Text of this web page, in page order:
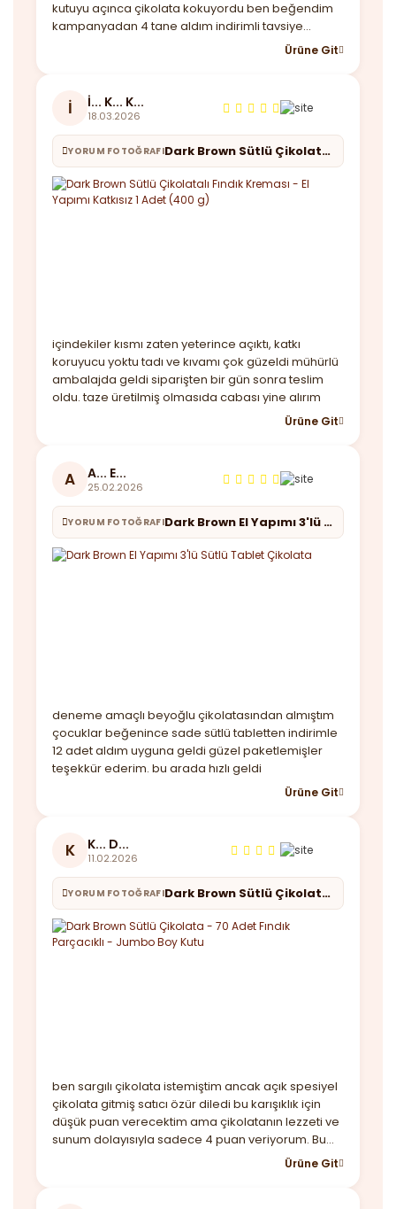
kutuyu açınca çikolata kokuyordu ben beğendim
kampanyadan 4 tane aldım indirimli tavsiye
Ürüne Git
İ İ... K... K...
18.03.2026
YORUM FOTOĞRAFI Dark Brown Sütlü Çikolatalı Fındık Kreması - El Yapımı Katkısız 1 Adet (400 g)
içindekiler kısmı zaten yeterince açıktı, katkı
koruyucu yoktu tadı ve kıvamı çok güzeldi mühürlü
ambalajda geldi siparişten bir gün sonra teslim
oldu. taze üretilmiş olmasıda cabası yine alırım
Ürüne Git
A A... E...
25.02.2026
YORUM FOTOĞRAFI Dark Brown El Yapımı 3'lü Sütlü Tablet Çikolata
deneme amaçlı beyoğlu çikolatasından almıştım
çocuklar beğenince sade sütlü tabletten indirimle
12 adet aldım uyguna geldi güzel paketlemişler
teşekkür ederim. bu arada hızlı geldi
Ürüne Git
K K... D...
11.02.2026
YORUM FOTOĞRAFI Dark Brown Sütlü Çikolata - 70 Adet Fındık Parçacıklı - Jumbo Boy Kutu
ben sargılı çikolata istemiştim ancak açık spesiyel
çikolata gitmiş satıcı özür diledi bu karışıklık için
düşük puan verecektim ama çikolatanın lezzeti ve
sunum dolayısıyla sadece 4 puan veriyorum. Bu
arada kutu baya büyük çikolatalar lezzetli taşıma
Ürüne Git